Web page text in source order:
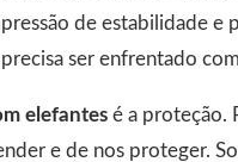
de estabilidade e
ser enfrentado
elefantes é a proteção.
e de nos proteger.